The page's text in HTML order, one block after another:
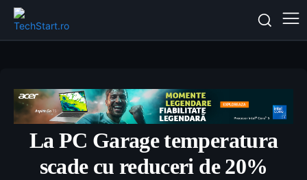
La PC Garage temperatura
scade cu reduceri de 20%